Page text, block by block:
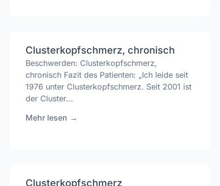
Clusterkopfschmerz, chronisch
Beschwerden: Clusterkopfschmerz,
chronisch Fazit des Patienten: „Ich leide seit
1976 unter Clusterkopfschmerz. Seit 2001 ist
der Cluster...
Mehr lesen →
Clusterkopfschmerz